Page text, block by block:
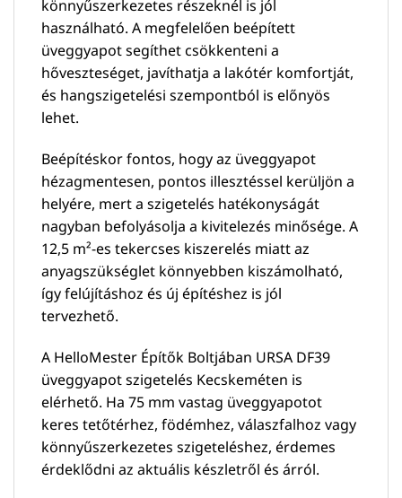
könnyűszerkezetes részeknél is jól
használható. A megfelelően beépített
üveggyapot segíthet csökkenteni a
hőveszteséget, javíthatja a lakótér komfortját,
és hangszigetelési szempontból is előnyös
lehet.
Beépítéskor fontos, hogy az üveggyapot
hézagmentesen, pontos illesztéssel kerüljön a
helyére, mert a szigetelés hatékonyságát
nagyban befolyásolja a kivitelezés minősége. A
12,5 m²-es tekercses kiszerelés miatt az
anyagszükséglet könnyebben kiszámolható,
így felújításhoz és új építéshez is jól
tervezhető.
A HelloMester Építők Boltjában URSA DF39
üveggyapot szigetelés Kecskeméten is
elérhető. Ha 75 mm vastag üveggyapotot
keres tetőtérhez, födémhez, válaszfalhoz vagy
könnyűszerkezetes szigeteléshez, érdemes
érdeklődni az aktuális készletről és árról.